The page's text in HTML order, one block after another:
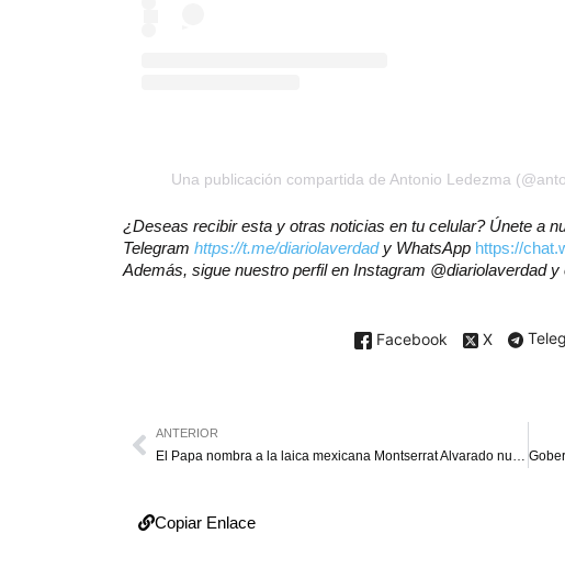
Una publicación compartida de Antonio Ledezma
¿Deseas recibir esta y otras noticias en tu celular? Únete a
Telegram https://t.me/diariolaverdady WhatsApp https://
Además, sigue nuestro perfil en Instagram @diariolaverdad
Facebook X
ANTERIOR
Copiar Enlace